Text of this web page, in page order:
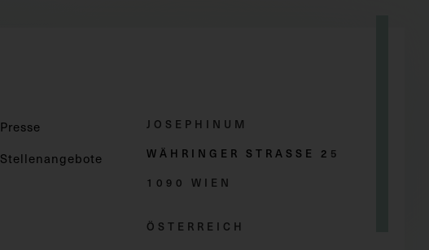
Presse
Stellenangebote
JOSEPHINUM
WÄHRINGER STRASSE 2 5
1090 WIEN
ÖSTERREICH